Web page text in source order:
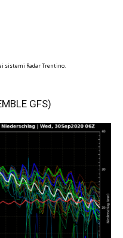
sistemi Radar Trentino.
GFS)